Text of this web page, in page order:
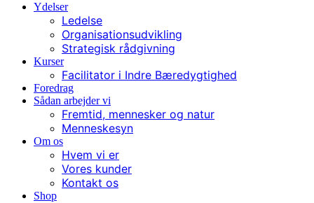
Ydelser
Ledelse
Organisationsudvikling
Strategisk rådgivning
Kurser
Facilitator i Indre Bæredygtighed
Foredrag
Sådan arbejder vi
Fremtid, mennesker og natur
Menneskesyn
Om os
Hvem vi er
Vores kunder
Kontakt os
Shop